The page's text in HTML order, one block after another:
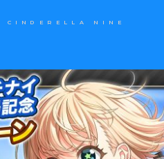
CINDERELLA NINE